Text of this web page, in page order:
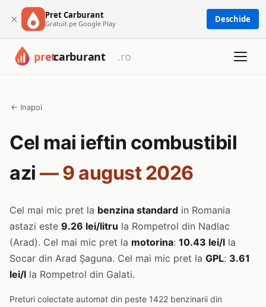
× Pret Carburant
Gratuit pe Google Play Deschide
← Inapoi
Cel mai ieftin combustibil
azi — 9 august 2026
Cel mai mic pret la benzina standard in Romania
astazi este 9.26 lei/litru la Rompetrol din Nadlac
(Arad). Cel mai mic pret la motorina: 10.43 lei/l la
Socar din Arad Șaguna. Cel mai mic pret la GPL: 3.61
lei/l la Rompetrol din Galati.
Preturi colectate automat din peste 1422 benzinarii din